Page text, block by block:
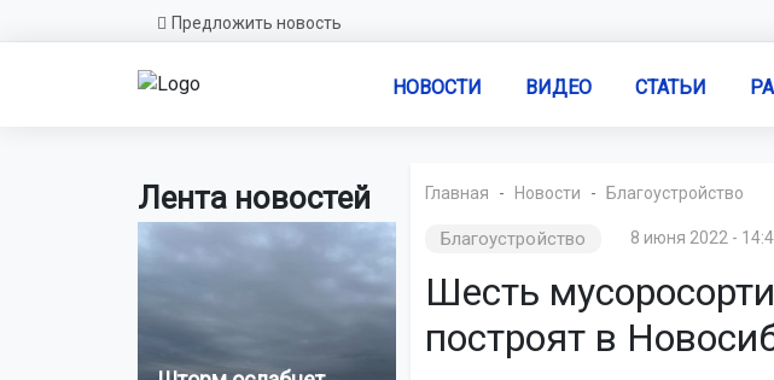
Предложить новость
НОВОСТИ ВИДЕО СТАТЬИ
Лента новостей Главная Новости Благоустройство
Благоустройство 8 июня 2022 -
Шесть
построят в